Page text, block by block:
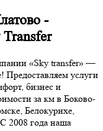
-
«Sky transfer» —
Предоставляем услуги
бизнес и
за км в Боково-
Белокурихе,
2008 года наша